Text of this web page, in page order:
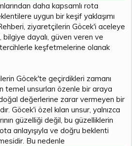
daha kapsamlı rota
uygun bir keşif yaklaşımı
ziyaretçilerin Göcek'i aceleye
dayalı, güven veren ve
keşfetmelerine olanak
Göcek'te geçirdikleri zamanı
temel unsurları özenle bir araya
değerlerine zarar vermeyen bir
Göcek'i özel kılan unsur, yalnızca
güzelliği değil, bu güzelliklerin
anlayışıyla ve doğru beklenti
Bu nedenle